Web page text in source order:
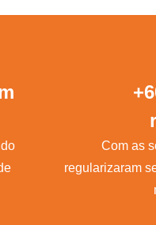
Com as
regularizaram